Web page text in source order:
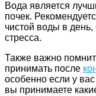
Вода является
почек.
чистой воды в
стресса.
Также важно
принимать после
особенно если у
вы принимаете